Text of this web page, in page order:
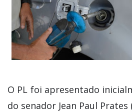
O PL foi apresentado
do senador Jean Paul